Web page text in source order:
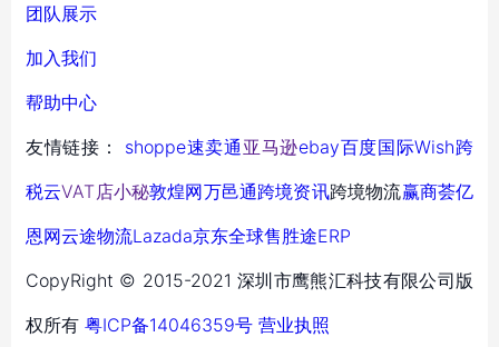
团队展示
加入我们
帮助中心
友情链接：
shoppe速卖通 亚马逊ebay百度国际Wish跨
税云VAT店小秘敦煌网万邑通跨境资讯跨境物流赢商荟亿
恩网云途物流Lazada京东全球售胜途ERP
CopyRight © 2015-2021 深圳市鹰熊汇科技有限公司版
权所有 粤ICP备14046359号 营业执照